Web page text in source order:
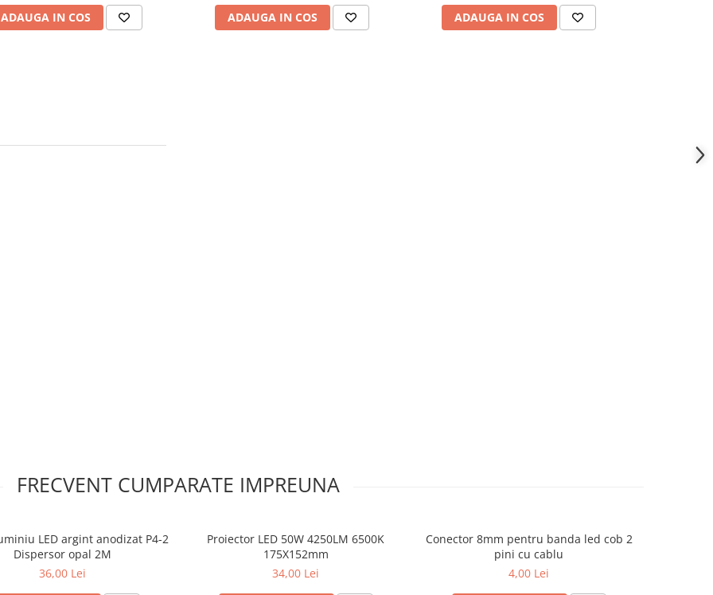
ADAUGA IN COS ADAUGA IN COS ADAUGA IN COS
FRECVENT CUMPARATE IMPREUNA
LED argint anodizat P4-2
Dispersor opal 2M
36,00 Lei
Proiector LED 50W 4250LM 6500K
175X152mm
34,00 Lei
Conector 8mm pentru banda led cob 2
pini cu cablu
4,00 Lei